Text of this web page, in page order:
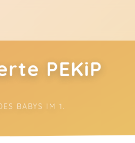
PEKiP
BABYS IM 1.